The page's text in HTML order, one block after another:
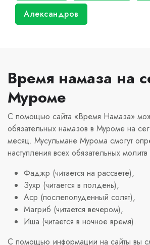
Александров
Время намаза на
Муроме
С помощью сайта «Время Намаза»
обязательных намазов в Муроме на
месяц. Мусульмане Мурома смогут
наступления всех обязательных
Фаджр (читается на рассвете),
Зухр (читается в полдень),
Аср (послеполуденный солят),
Магриб (читается вечером),
Иша (читается в ночное время).
С помощью информации на сайты вы